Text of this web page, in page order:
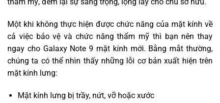
Một khi không thực hiện được chức năng của mặt kính về
cả việc bảo vệ và chức năng thẩm mỹ thì bạn nên thay
ngay cho Galaxy Note 9 mặt kính mới. Bằng mắt thường,
chúng ta có thể nhìn thấy những lỗi cơ bản xuất hiện trên
mặt kính lưng:
Mặt kính lưng bị trầy, nứt, vỡ hoặc xước